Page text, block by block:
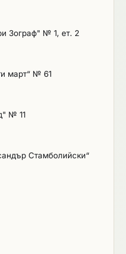
състояние и
на
Зограф" № 1, ет. 2
март“ № 61
№ 11
Стамболийски“